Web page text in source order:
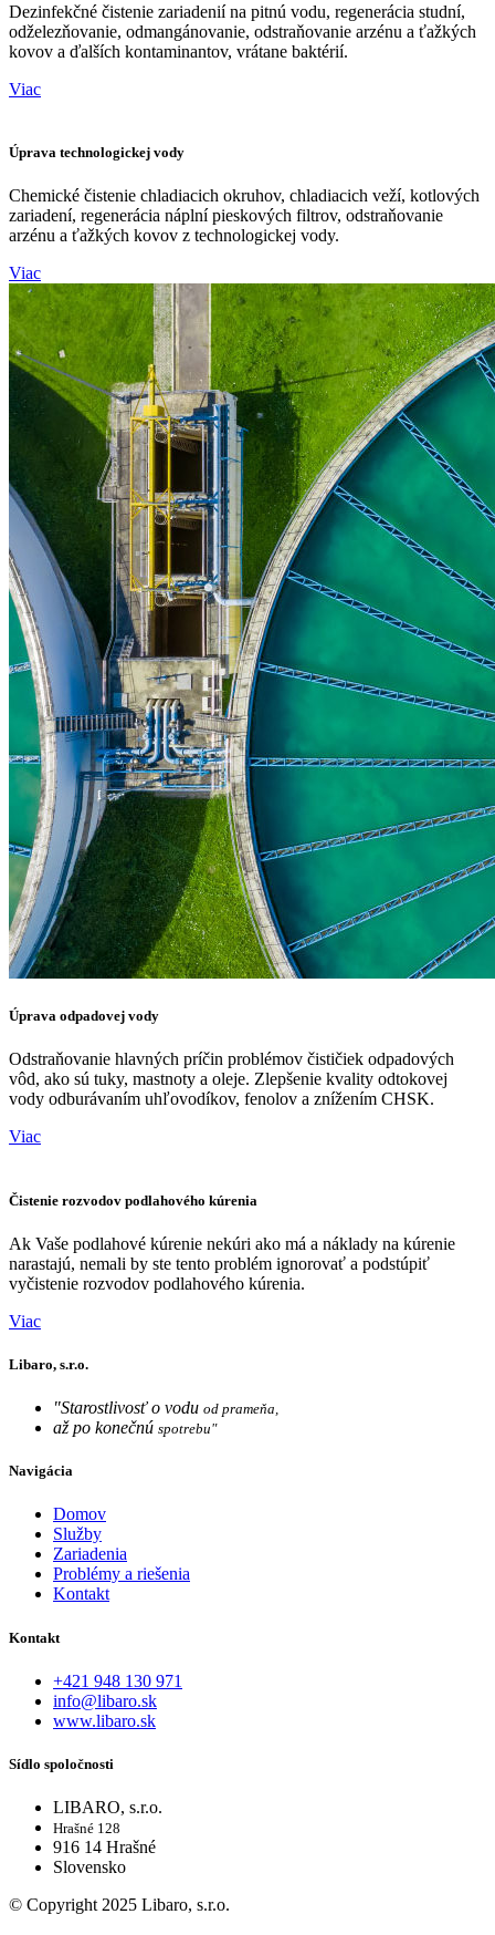
Dezinfekčné čistenie zariadenií na pitnú vodu, regenerácia studní,
odželezňovanie, odmangánovanie, odstraňovanie arzénu a ťažkých
kovov a ďalších kontaminantov, vrátane baktérií.
Viac
Úprava technologickej vody
Chemické čistenie chladiacich okruhov, chladiacich veží, kotlových
zariadení, regenerácia náplní pieskových filtrov, odstraňovanie
arzénu a ťažkých kovov z technologickej vody.
Viac
Úprava odpadovej vody
Odstraňovanie hlavných príčin problémov čističiek odpadových
vôd, ako sú tuky, mastnoty a oleje. Zlepšenie kvality odtokovej
vody odburávaním uhľovodíkov, fenolov a znížením CHSK.
Viac
Čistenie rozvodov podlahového kúrenia
Ak Vaše podlahové kúrenie nekúri ako má a náklady na kúrenie
narastajú, nemali by ste tento problém ignorovať a podstúpiť
vyčistenie rozvodov podlahového kúrenia.
Viac
Libaro, s.r.o.
"Starostlivosť o vodu od prameňa,
až po konečnú spotrebu"
Navigácia
Domov
Služby
Zariadenia
Problémy a riešenia
Kontakt
Kontakt
+421 948 130 971
info@libaro.sk
www.libaro.sk
Sídlo spoločnosti
LIBARO, s.r.o.
Hrašné 128
916 14 Hrašné
Slovensko
© Copyright 2025 Libaro, s.r.o.